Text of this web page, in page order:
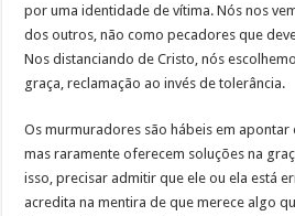
por uma identidade de vítima. Nós nos
dos outros, não como pecadores que
Nos distanciando de Cristo, nós
graça, reclamação ao invés de tolerância.
Os murmuradores são hábeis em apontar
mas raramente oferecem soluções na
isso, precisar admitir que ele ou ela está
acredita na mentira de que merece algo